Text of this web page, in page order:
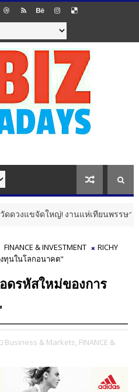
ขจัดใหญ่! งานแห่เทียนพรรษา 12 นัก
FINANCE & INVESTMENT
RICHY
ทุนในโลกอนาคต"
ดรหัสใหม่ของการ
Business & Markets, FINANCE &